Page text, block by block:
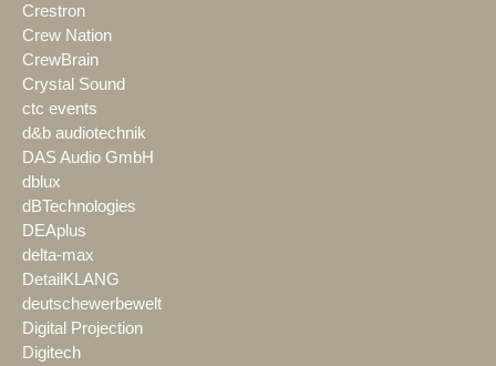
Crestron
Crew Nation
CrewBrain
Crystal Sound
ctc events
d&b audiotechnik
DAS Audio GmbH
dblux
dBTechnologies
DEAplus
delta-max
DetailKLANG
deutschewerbewelt
Digital Projection
Digitech